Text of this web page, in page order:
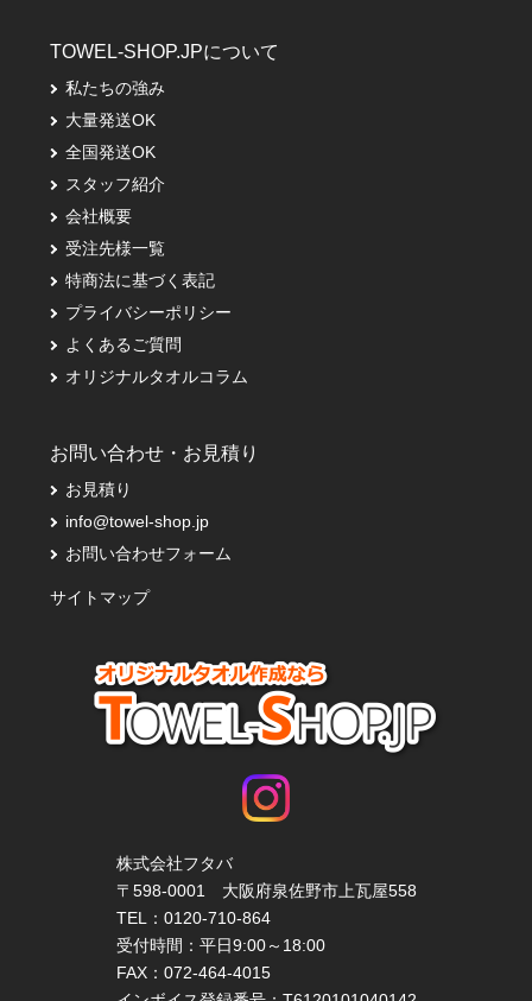
TOWEL-SHOP.JPについて
私たちの強み
大量発送OK
全国発送OK
スタッフ紹介
会社概要
受注先様一覧
特商法に基づく表記
プライバシーポリシー
よくあるご質問
オリジナルタオルコラム
お問い合わせ・お見積り
お見積り
info@towel-shop.jp
お問い合わせフォーム
サイトマップ
株式会社フタバ
〒598-0001 大阪府泉佐野市上瓦屋558
TEL： 0120-710-864
受付時間：平日9:00～18:00
FAX：072-464-4015